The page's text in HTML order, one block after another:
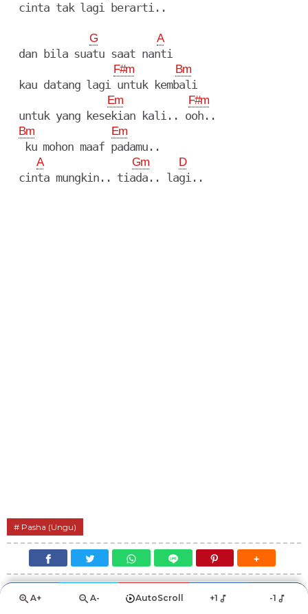
  cinta tak lagi berarti..
G A
  dan bila suatu saat nanti
F#m Bm
  kau datang lagi untuk kembali
Em F#m
  untuk yang kesekian kali.. ooh..
Bm Em
   ku mohon maaf padamu..
A Gm D
Pasha (Ungu)
A+ A- AutoScroll +1 -1